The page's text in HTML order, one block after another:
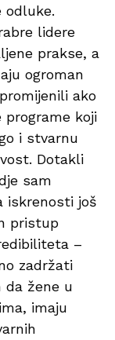
odluke.
lidere
prakse, a
ogroman
ako
programe koji
i stvarnu
Dotakli
sam
iskrenosti još
pristup
–
zadržati
da žene u
imaju